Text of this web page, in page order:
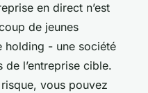
en direct n’est
de jeunes
holding - une société
l’entreprise cible.
vous pouvez